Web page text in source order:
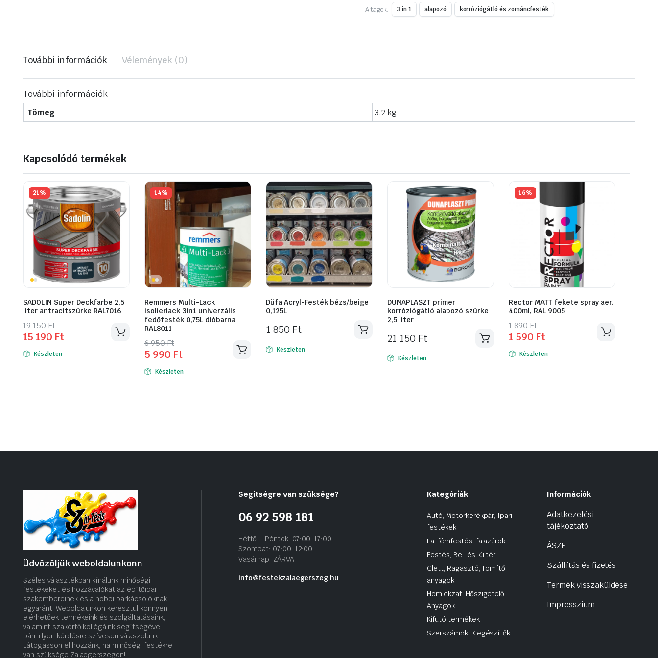
RAL7037,
12.590
A tagok: 3 in 1 alapozó korróziógátló és zománcfesték
További információk Vélemények (0)
További információk
Tömeg 3.2 kg
Kapcsolódó termékek
21%
SADOLIN Super Deckfarbe 2,5
liter antracitszürke RAL7016
19 150Ft
Original
price
was:
15 190 Ft
Current
price
is: Készleten
14%
Remmers Multi-Lack
isolierlack 3in1 univerzális
fedőfesték 0,75L dióbarna
RAL8011
6 950Ft
Original
price
was:
5 990 Ft
Current
price
is: Készleten
Düfa Acryl-Festék bézs/beige
0,125L
1 850 Ft
Készleten
DUNAPLASZT primer
korróziógátló alapozó szürke
2,5 liter
21 150 Ft
Készleten
16%
Rector MATT fekete spray aer.
400ml, RAL 9005
1 890Ft
Original
price
was:
1 590 Ft
Current
price
is: Készleten
Üdvözöljük weboldalunkonn
Széles választékban kínálunk minőségi
festékeket és hozzávalókat az építőipar
szakembereinek és a hobbi barkácsolóknak
egyaránt. Weboldalunkon keresztül könnyen
elérhetőek termékeink és szolgáltatásaink,
valamint szakértő kollégáink segítségével
bármilyen kérdésre szívesen válaszolunk.
Látogasson el hozzánk, ha minőségi festékre
van szüksége Zalaegerszegen!.
Segítségre van szüksége?
06 92 598 181
Hétfő – Péntek: 07:00-17:00
Szombat: 07:00-12:00
Vasárnap: ZÁRVA
info@festekzalaegerszeg.hu
Kategóriák
Autó, Motorkerékpár, Ipari
festékek
Fa-fémfestés, falazúrok
Festés, Bel. és kültér
Glett, Ragasztó, Tömítő
anyagok
Homlokzat, Hőszigetelő
Anyagok
Kifutó termékek
Szerszámok, Kiegészítők
Információk
Adatkezelési
tájékoztató
ÁSZF
Szállítás és fizetés
Termék visszaküldése
Impresszium